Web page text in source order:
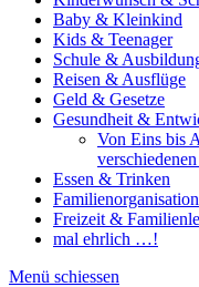
Baby & Kleinkind
Kids & Teenager
Schule &
Reisen & Ausflüge
Geld & Gesetze
Gesundheit &
Von Eins bis
Essen & Trinken
Familienorganisation
Freizeit &
mal ehrlich …!
Menü schiessen